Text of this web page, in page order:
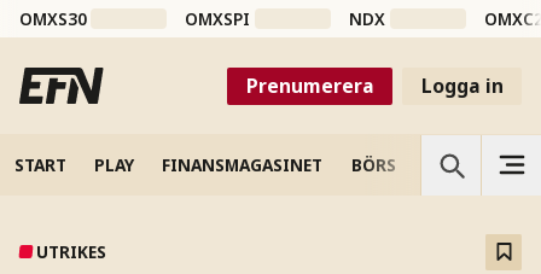
OMXS30 OMXSPI NDX
Prenumerera Logga in
START PLAY FINANSMAGASINET BÖRS VETENSKAP
UTRIKES